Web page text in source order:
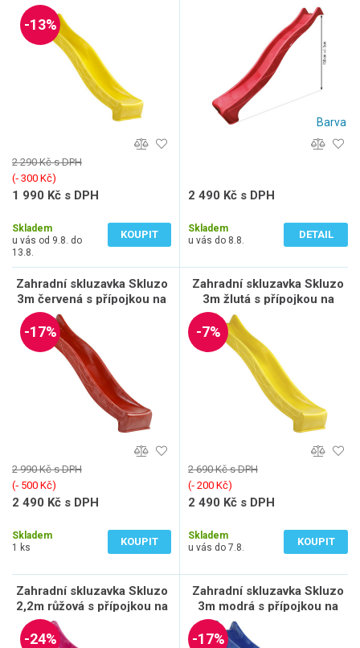
-13%
2 290 Kč s DPH
(‐ 300 Kč)
1 990 Kč s DPH
Skladem
u vás od 9.8. do
13.8.
KOUPIT
Barva
2 490 Kč s DPH
Skladem
u vás do 8.8.
DETAIL
Zahradní skluzavka Skluzo
3m červená s přípojkou na
-17%
2 990 Kč s DPH
(‐ 500 Kč)
2 490 Kč s DPH
Skladem
1 ks
KOUPIT
Zahradní skluzavka Skluzo
3m žlutá s přípojkou na
-7%
2 690 Kč s DPH
(‐ 200 Kč)
2 490 Kč s DPH
Skladem
u vás do 7.8.
KOUPIT
Zahradní skluzavka Skluzo
2,2m růžová s přípojkou na
-24%
Zahradní skluzavka Skluzo
3m modrá s přípojkou na
-17%